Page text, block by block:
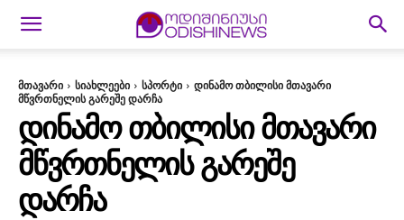
მთავარი სიახლეები სპორტი
დინამო თბილისი მთავარი
მწვრთნელის გარეშე დარჩა
ᲓᲘᲜᲐᲛᲝ ᲗᲑᲘᲚᲘᲡᲘ ᲛᲗᲐᲕᲐᲠᲘ
ᲛᲬᲕᲠᲗᲜᲔᲚᲘᲡ ᲒᲐᲠᲔᲨᲔ
ᲓᲐᲠᲩᲐ